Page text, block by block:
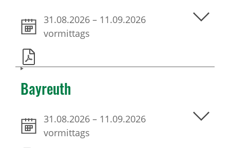
31.08.2026 – 11.09.2026
vormittags
Bayreuth
31.08.2026 – 11.09.2026
vormittags